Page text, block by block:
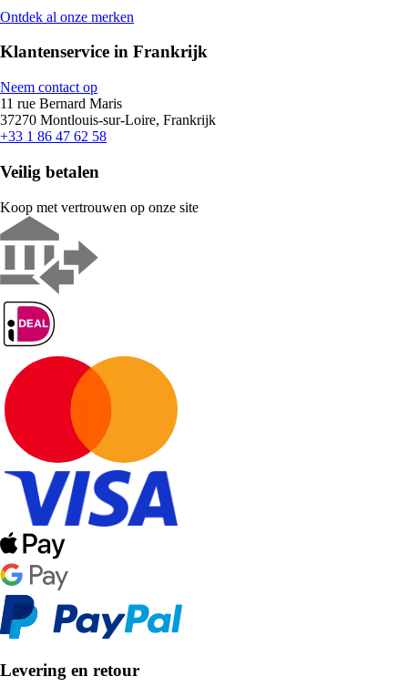
Ontdek al onze merken
Klantenservice in Frankrijk
Neem contact op
11 rue Bernard Maris
37270 Montlouis-sur-Loire, Frankrijk
+33 1 86 47 62 58
Veilig betalen
Koop met vertrouwen op onze site
Levering en retour